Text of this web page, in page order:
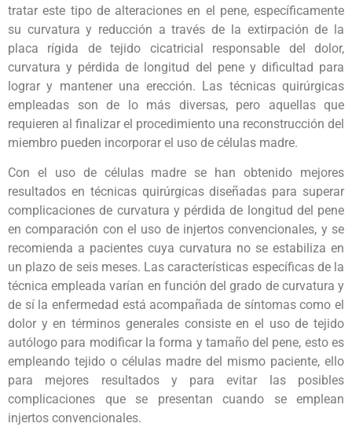
tratar este tipo de alteraciones en el pene, específicamente
su curvatura y reducción a través de la extirpación de la
placa rígida de tejido cicatricial responsable del dolor,
curvatura y pérdida de longitud del pene y dificultad para
lograr y mantener una erección. Las técnicas quirúrgicas
empleadas son de lo más diversas, pero aquellas que
requieren al finalizar el procedimiento una reconstrucción del
miembro pueden incorporar el uso de células madre.
Con el uso de células madre se han obtenido mejores
resultados en técnicas quirúrgicas diseñadas para superar
complicaciones de curvatura y pérdida de longitud del pene
en comparación con el uso de injertos convencionales, y se
recomienda a pacientes cuya curvatura no se estabiliza en
un plazo de seis meses. Las características específicas de la
técnica empleada varían en función del grado de curvatura y
de sí la enfermedad está acompañada de síntomas como el
dolor y en términos generales consiste en el uso de tejido
autólogo para modificar la forma y tamaño del pene, esto es
empleando tejido o células madre del mismo paciente, ello
para mejores resultados y para evitar las posibles
complicaciones que se presentan cuando se emplean
injertos convencionales.